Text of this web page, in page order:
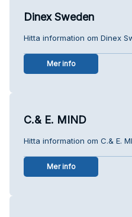
Dinex Sweden
Hitta information om Dinex
Mer info
C.& E. MIND
Hitta information om C.& E.
Mer info